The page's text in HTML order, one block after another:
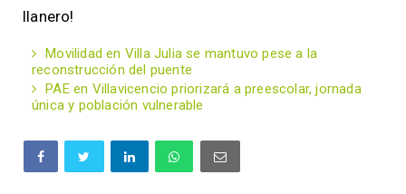
llanero!
Movilidad en Villa Julia se mantuvo pese a la
reconstrucción del puente
PAE en Villavicencio priorizará a preescolar, jornada
única y población vulnerable